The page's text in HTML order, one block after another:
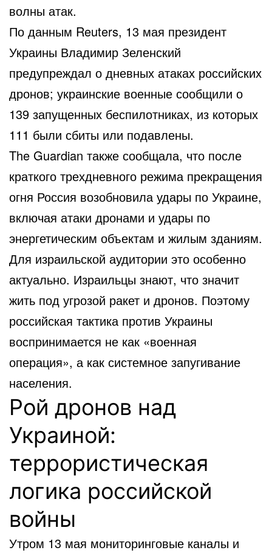
волны атак.
По данным Reuters, 13 мая президент
Украины Владимир Зеленский
предупреждал о дневных атаках российских
дронов; украинские военные сообщили о
139 запущенных беспилотниках, из которых
111 были сбиты или подавлены.
The Guardian также сообщала, что после
краткого трехдневного режима прекращения
огня Россия возобновила удары по Украине,
включая атаки дронами и удары по
энергетическим объектам и жилым зданиям.
Для израильской аудитории это особенно
актуально. Израильцы знают, что значит
жить под угрозой ракет и дронов. Поэтому
российская тактика против Украины
воспринимается не как «военная
операция», а как системное запугивание
населения.
Рой дронов над
Украиной:
террористическая
логика российской
войны
Утром 13 мая мониторинговые каналы и